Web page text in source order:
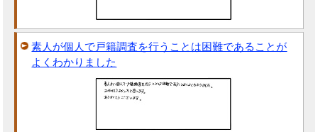
素人が個人で戸籍調査を行うことは困難であることが
よくわかりました